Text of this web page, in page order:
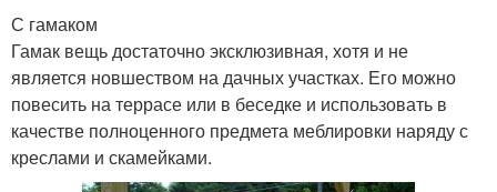
С гамаком
Гамак вещь достаточно эксклюзивная, хотя и не
является новшеством на дачных участках. Его можно
повесить на террасе или в беседке и использовать в
качестве полноценного предмета меблировки наряду с
креслами и скамейками.